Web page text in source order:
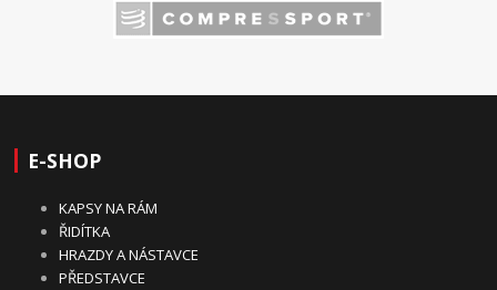
E-SHOP
KAPSY NA RÁM
ŘIDÍTKA
HRAZDY A NÁSTAVCE
PŘEDSTAVCE